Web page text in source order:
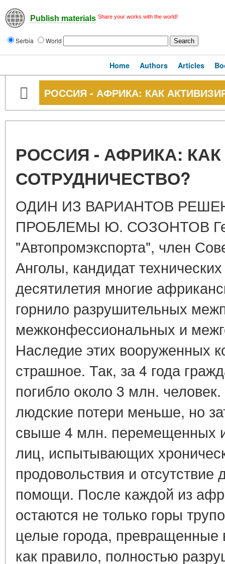
Publish materials Share your works with the world!
Serbia World
Home Authors Articles
РОССИЯ - АФРИКА: КАК
РОССИЯ - АФРИКА:
СОТРУДНИЧЕСТВО?
ОДИН ИЗ ВАРИАНТОВ
ПРОБЛЕМЫ Ю. СОЗОНТОВ
"Автопромэкспорта", член
Анголы, кандидат
десятилетия многие
горнило разрушительных
межконфессиональных и
Наследие этих вооруженных
страшное. Так, за 4 года
погибло около 3 млн.
людские потери меньше, но
свыше 4 млн. перемещенных
лиц, испытывающих
продовольствия и
помощи. После каждой из
остаются не только горы
целые города, превращенные
как правило, полностью